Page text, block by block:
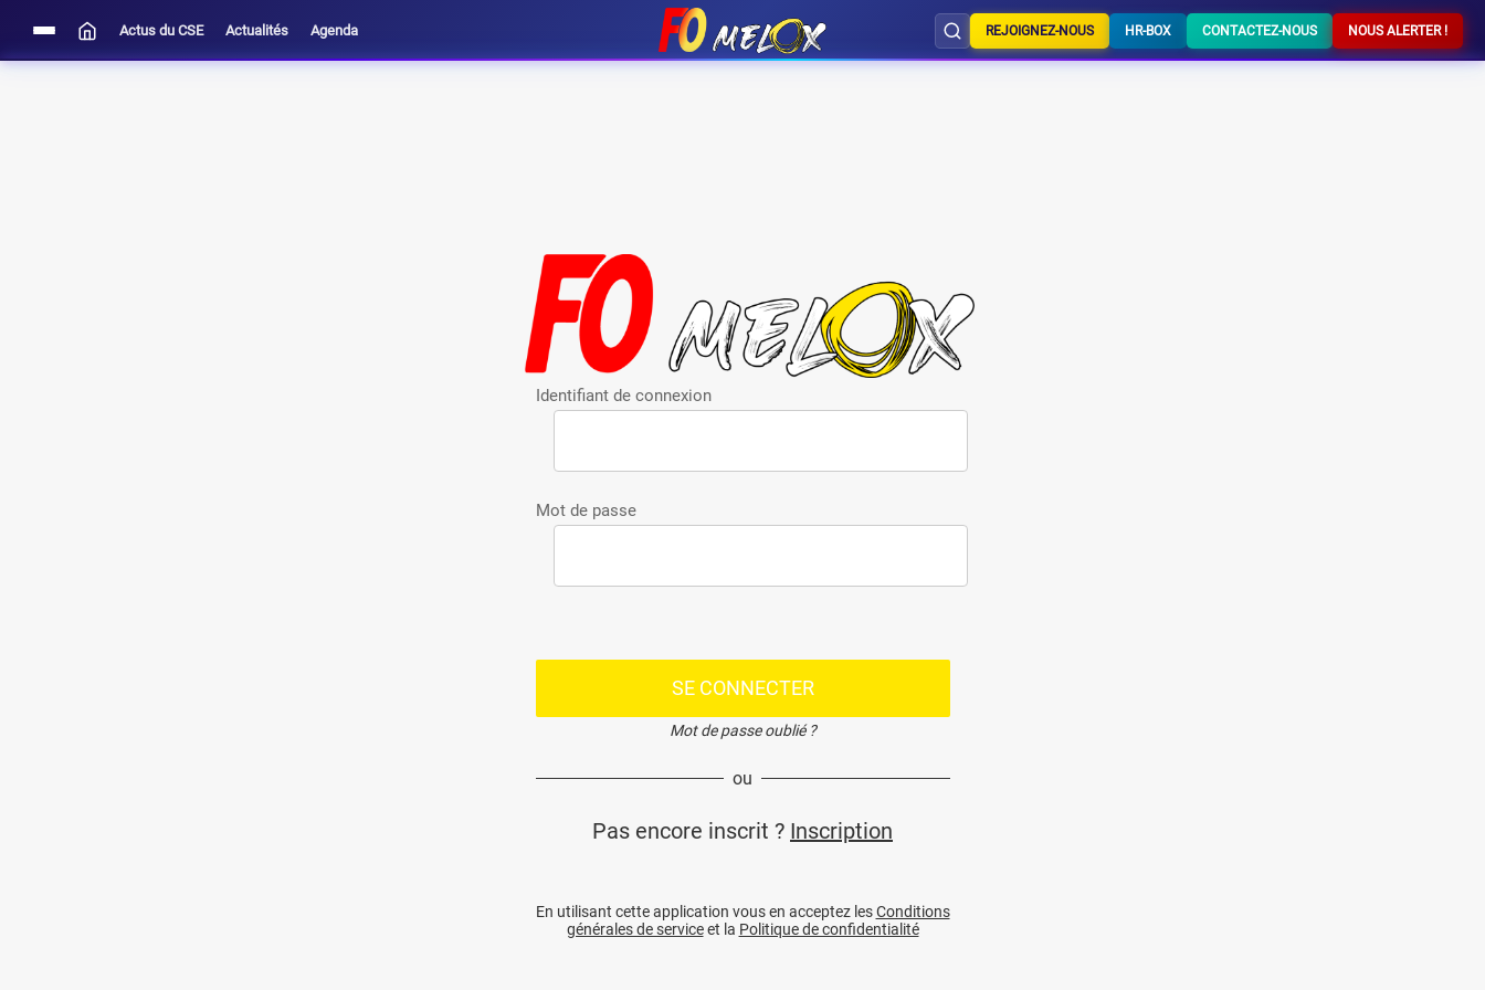
Actus du CSE Actualités Agenda REJOIGNEZ-NOUS HR-BOX CONTACTEZ-NOUS NOUS ALERTER !
Identifiant de connexion
Mot de passe
SE CONNECTER
Mot de passe oublié ?
ou
Pas encore inscrit ? Inscription
En utilisant cette application vous en acceptez lesConditions
générales de serviceet la Politique de confidentialité